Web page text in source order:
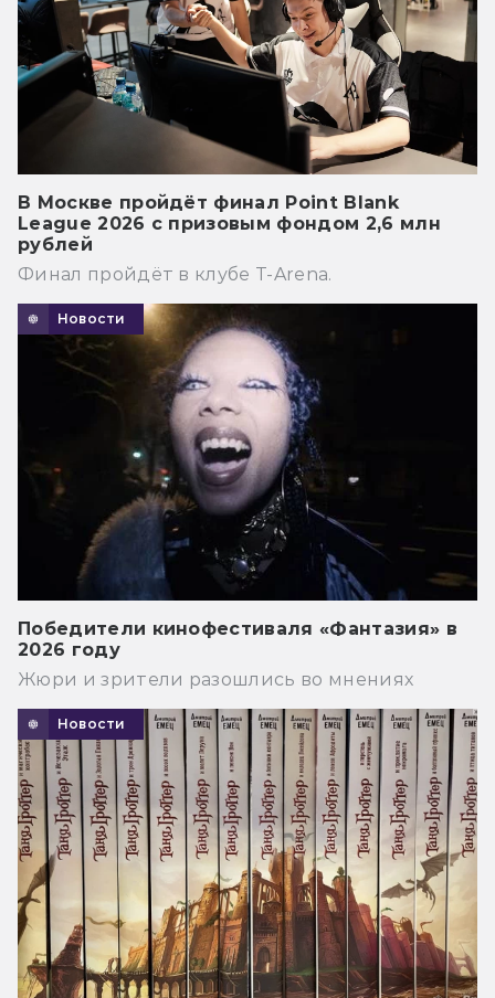
В Москве пройдёт финал Point Blank
League 2026 с призовым фондом 2,6 млн
рублей
Финал пройдёт в клубе T-Arena.
Новости
Победители кинофестиваля «Фантазия» в
2026 году
Жюри и зрители разошлись во мнениях
Новости